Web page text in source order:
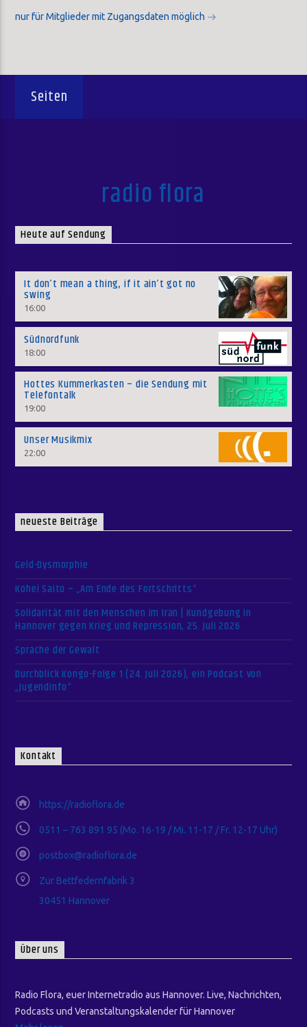
nur für Mitglieder mit Zugangsdaten möglich
Seiten
radio flora
Heute auf Sendung
It don’t mean a thing, if it ain’t got no
swing
16:00
Südnordfunk
18:00
Hottes Kummerkasten – die Sendung mit
Telefontalk
19:00
Unser Musikmix
22:00
neueste Beiträge
Geld-Dysmorphie
Kohei Saito – „Am Ende des Fortschritts“
Solidarität mit den Menschen im Iran | Kundgebung in
Hannover gegen Krieg und Repression, 25. Juli 2026
Sprache der Gewalt
Durchblick Kongo-Folge 1 (24. Juli 2026), ein Podcast von
„Jugendinfo“
Kontakt
https://radioflora.de
0511 – 763 891 95 (Mo. 16-19 / Mi. 11-17 / Fr. 12-17 Uhr)
postbox@radioflora.de
Zur Bettfedernfabrik 3
30451 Hannover
Über uns
Radio Flora, euer Internetradio aus Hannover. Live, Nachrichten,
Podcasts und Veranstaltungskalender für Hannover